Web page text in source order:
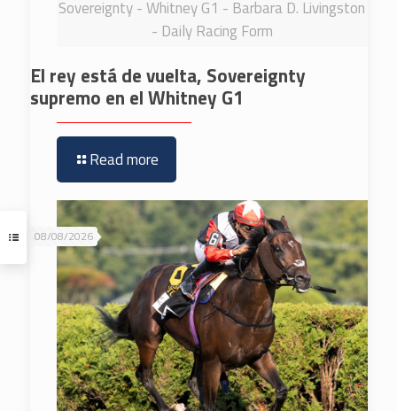
Sovereignty - Whitney G1 - Barbara D. Livingston
- Daily Racing Form
El rey está de vuelta, Sovereignty
supremo en el Whitney G1
Read more
08/08/2026